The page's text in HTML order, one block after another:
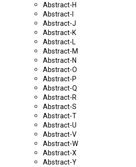
Abstract-H
Abstract-I
Abstract-J
Abstract-K
Abstract-L
Abstract-M
Abstract-N
Abstract-O
Abstract-P
Abstract-Q
Abstract-R
Abstract-S
Abstract-T
Abstract-U
Abstract-V
Abstract-W
Abstract-X
Abstract-Y